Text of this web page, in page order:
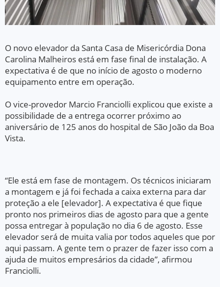
O novo elevador da Santa Casa de Misericórdia Dona
Carolina Malheiros está em fase final de instalação. A
expectativa é de que no início de agosto o moderno
equipamento entre em operação.
O vice-provedor Marcio Franciolli explicou que existe a
possibilidade de a entrega ocorrer próximo ao
aniversário de 125 anos do hospital de São João da Boa
Vista.
“Ele está em fase de montagem. Os técnicos iniciaram
a montagem e já foi fechada a caixa externa para dar
proteção a ele [elevador]. A expectativa é que fique
pronto nos primeiros dias de agosto para que a gente
possa entregar à população no dia 6 de agosto. Esse
elevador será de muita valia por todos aqueles que por
aqui passam. A gente tem o prazer de fazer isso com a
ajuda de muitos empresários da cidade”, afirmou
Franciolli.